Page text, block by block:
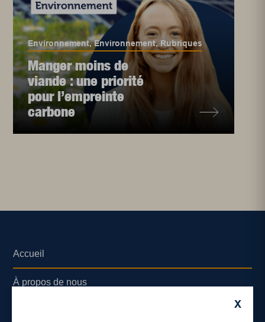
Environnement,Environnement, Rubriques
Manger moins de
viande : une priorité
pour l’empreinte
carbone
X
Accueil
À propos de nous